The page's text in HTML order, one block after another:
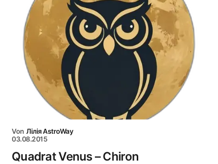
Von Лілія AstroWay
03.08.2015
Quadrat Venus – Chiron